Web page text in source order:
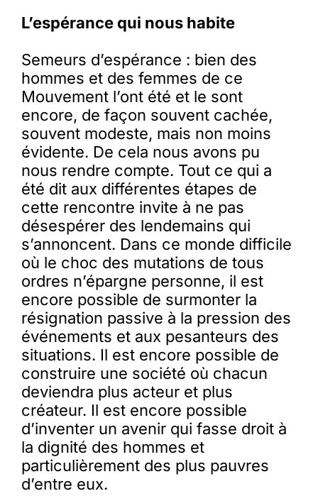
L’espérance qui nous habite
Semeurs d’espérance : bien des
hommes et des femmes de ce
Mouvement l’ont été et le sont
encore, de façon souvent cachée,
souvent modeste, mais non moins
évidente. De cela nous avons pu
nous rendre compte. Tout ce qui a
été dit aux différentes étapes de
cette rencontre invite à ne pas
désespérer des lendemains qui
s’annoncent. Dans ce monde difficile
où le choc des mutations de tous
ordres n’épargne personne, il est
encore possible de surmonter la
résignation passive à la pression des
événements et aux pesanteurs des
situations. Il est encore possible de
construire une société où chacun
deviendra plus acteur et plus
créateur. Il est encore possible
d’inventer un avenir qui fasse droit à
la dignité des hommes et
particulièrement des plus pauvres
d’entre eux.